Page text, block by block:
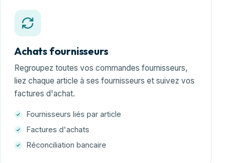
Achats fournisseurs
Regroupez toutes vos commandes fournisseurs,
liez chaque article à ses fournisseurs et suivez vos
factures d'achat.
Fournisseurs liés par article
Factures d'achats
Réconciliation bancaire